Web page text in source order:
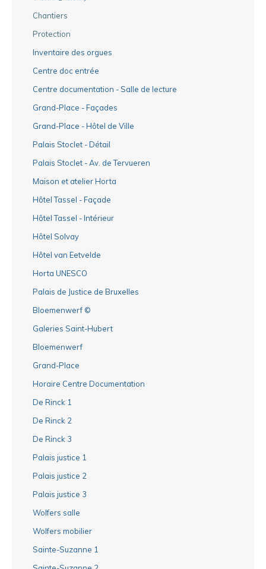
Chantiers
Protection
Inventaire des orgues
Centre doc entrée
Centre documentation - Salle de lecture
Grand-Place - Façades
Grand-Place - Hôtel de Ville
Palais Stoclet - Détail
Palais Stoclet - Av. de Tervueren
Maison et atelier Horta
Hôtel Tassel - Façade
Hôtel Tassel - Intérieur
Hôtel Solvay
Hôtel van Eetvelde
Horta UNESCO
Palais de Justice de Bruxelles
Bloemenwerf ©
Galeries Saint-Hubert
Bloemenwerf
Grand-Place
Horaire Centre Documentation
De Rinck 1
De Rinck 2
De Rinck 3
Palais justice 1
Palais justice 2
Palais justice 3
Wolfers salle
Wolfers mobilier
Sainte-Suzanne 1